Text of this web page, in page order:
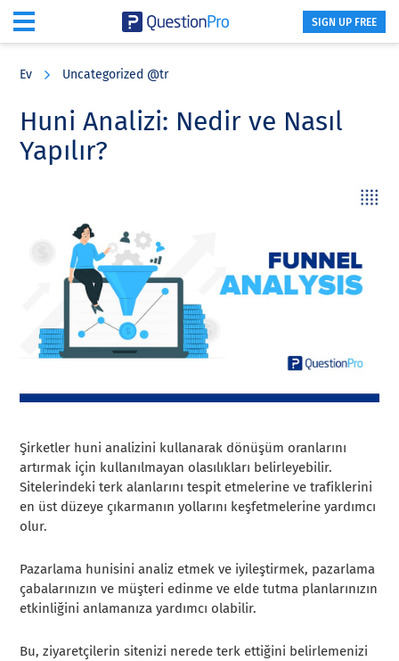
content
sidebar
SIGN UP FREE
Ev Uncategorized @tr
Huni Analizi: Nedir ve Nasıl
Yapılır?
Şirketler huni analizini kullanarak dönüşüm oranlarını
artırmak için kullanılmayan olasılıkları belirleyebilir.
Sitelerindeki terk alanlarını tespit etmelerine ve trafiklerini
en üst düzeye çıkarmanın yollarını keşfetmelerine yardımcı
olur.
Pazarlama hunisini analiz etmek ve iyileştirmek, pazarlama
çabalarınızın ve müşteri edinme ve elde tutma planlarınızın
etkinliğini anlamanıza yardımcı olabilir.
Bu, ziyaretçilerin sitenizi nerede terk ettiğini belirlemenizi